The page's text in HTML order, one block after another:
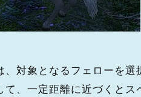
、対象となるフェローを選
て、一定距離に近づくと